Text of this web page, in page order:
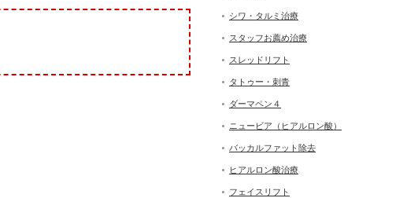
シワ・タルミ治療
スタッフお薦め治療
スレッドリフト
タトゥー・刺青
ダーマペン４
ニュービア（ヒアルロン酸）
バッカルファット除去
ヒアルロン酸治療
フェイスリフト